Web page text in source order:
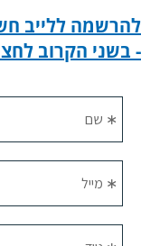
להרשמה ללייב
- בשני הקרוב